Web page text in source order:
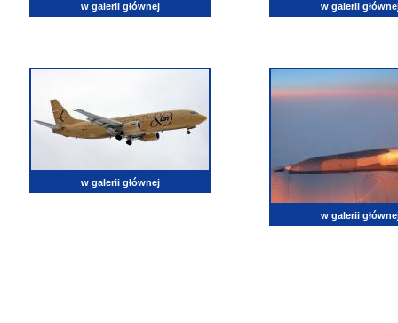
w galerii głównej w galerii
w galerii głównej
w galerii